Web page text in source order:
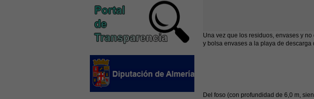
Una vez que los residuos, envases y
y bolsa envases a la playa de descarga
Del foso (con profundidad de 6,0 m,